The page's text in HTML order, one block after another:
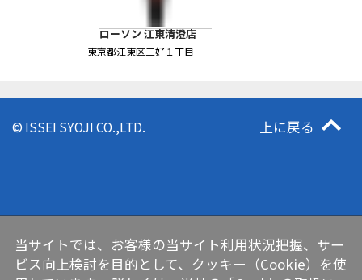
ローソン 江東清澄店
東京都江東区三好１丁目
-
© ISSEI SYOJI CO.,LTD. 上に戻る
当サイトでは、お客様の当サイト利用状況把握、サー
ビス向上検討を目的として、クッキー（Cookie）を使